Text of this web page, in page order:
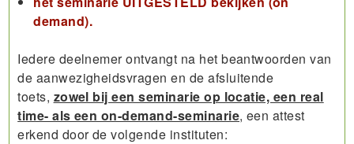
demand).
Iedere deelnemer ontvangt na het beantwoorden van
de aanwezigheidsvragen en de afsluitende
toets, zowel bij een seminarie op locatie, een real
time- als een on-demand-seminarie, een attest
erkend door de volgende instituten: